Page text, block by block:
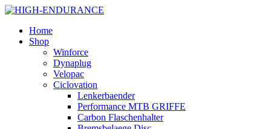
Home
Shop
Winforce
Dynaplug
Velopac
Ciclovation
Lenkerbaender
Performance MTB GRIFFE
Carbon Flaschenhalter